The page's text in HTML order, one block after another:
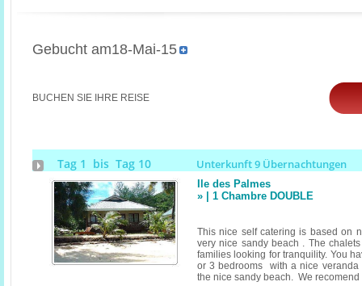
Gebucht am18-Mai-15
BUCHEN SIE IHRE REISE
Tag 1 bis Tag 10 Unterkunft 9 Übernachtungen
Ile des Palmes
» | 1 Chambre DOUBLE
This nice self catering is based on
very nice sandy beach . The
families looking for tranquility. You
or 3 bedrooms with a nice
the nice sandy beach. We recomend